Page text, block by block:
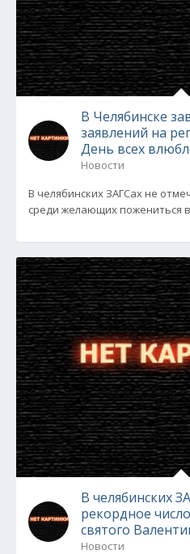
В Челябинске
заявлений на
День всех
Новости
В челябинских ЗАГСах не
среди желающих пожениться
В челябинских
рекордное
святого
Новости